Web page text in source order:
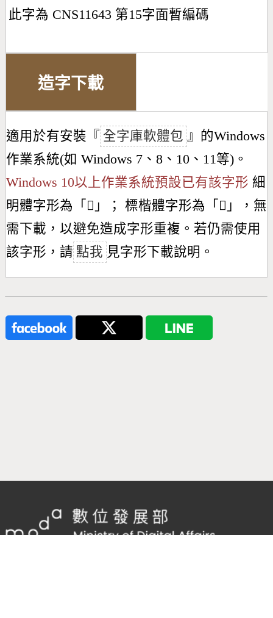
此字為 CNS11643 第15字面暫編碼
造字下載
適用於有安裝『 全字庫軟體包 』的Windows
作業系統(如 Windows 7、8、10、11等)。
Windows 10以上作業系統預設已有該字形 細
明體字形為「 𫅸 」； 標楷體字形為「 𫅸 」，無
需下載，以避免造成字形重複。若仍需使用
該字形，請 點我 見字形下載說明。